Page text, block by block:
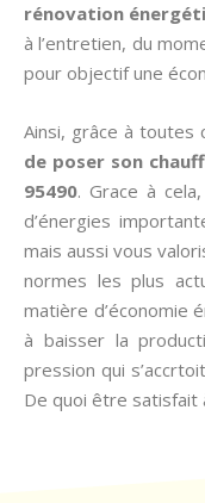
rénovation
à l’entretien, du
pour objectif une
Ainsi, grâce à toutes
de poser son
95490. Grace à
d’énergies
mais aussi vous
normes les plus
matière d’économie
à baisser la
pression qui
De quoi être satisfait